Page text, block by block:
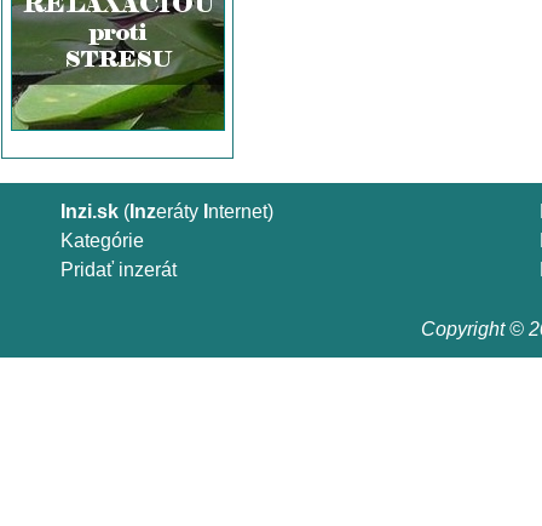
Inzi.sk ( Inzeráty nternet)
Kategórie
Pridať inzerát
Copyright ©